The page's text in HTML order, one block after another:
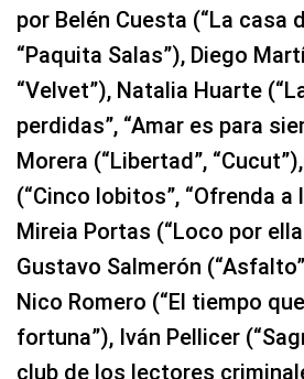
por Belén Cuesta (“La casa
“Paquita Salas”), Diego
“Velvet”), Natalia Huarte
perdidas”, “Amar es para
Morera (“Libertad”,
(“Cinco lobitos”, “Ofrenda a
Mireia Portas (“Loco por
Gustavo Salmerón
Nico Romero (“El tiempo
fortuna”), Iván Pellicer
club de los lectores